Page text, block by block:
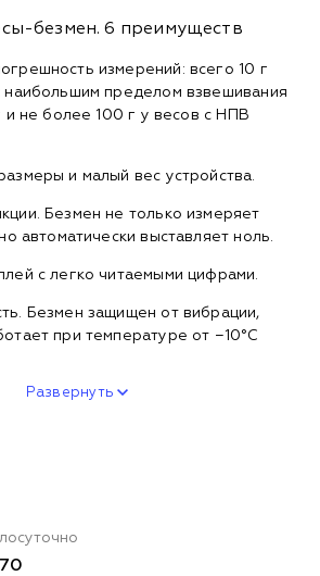
безмен. 6 преимуществ
измерений: всего 10 г
наибольшим пределом взвешивания
и не более 100 г у весов с НПВ
и малый вес устройства.
Безмен не только измеряет
автоматически выставляет ноль.
с легко читаемыми цифрами.
Безмен защищен от вибрации,
при температуре от −10°С
Развернуть